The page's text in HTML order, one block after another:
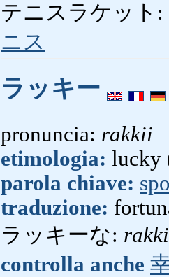
テニスラケット:
ニス
ラッキー
pronuncia: rakkii
etimologia: lucky
parola chiave:
traduzione:
ラッキーな:
controlla anche